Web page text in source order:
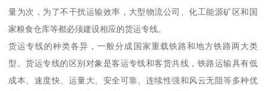
量为次，为了不干扰运输效率，大型物流公司、化工能源矿区和国
家粮食仓库等都必须建设相应的货运专线。
货运专线的种类各异，一般分成国家重载铁路和地方铁路两大类
型。货运专线的区别对象是客运专线和客货共线，铁路运输具有低
成本、速度快、运量大、安全可靠、连续性强和风云无阻等多种优